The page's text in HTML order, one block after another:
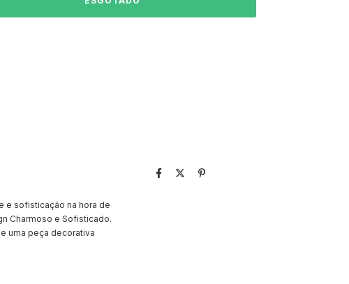
e sofisticação na hora de
Charmoso e Sofisticado.
uma peça decorativa